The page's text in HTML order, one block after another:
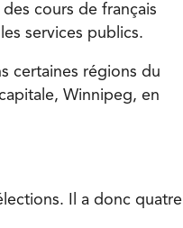
cours de français
services publics.
certaines régions du
Winnipeg, en
Il a donc quatre